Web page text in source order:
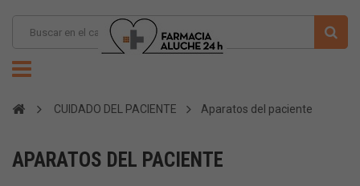
CUIDADO DEL PACIENTE Aparatos del paciente
APARATOS DEL PACIENTE